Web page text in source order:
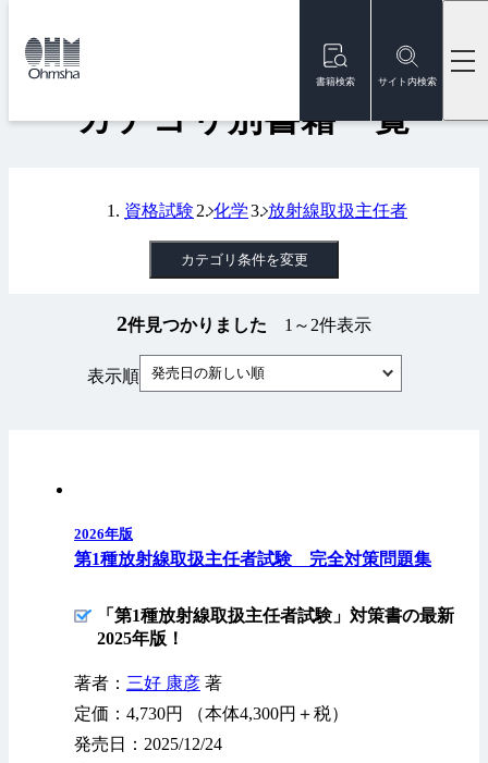
書籍検索 サイト内検索
トップ
カテゴリ別書籍一覧
資格試験 化学 放射線取扱主任者
カテゴリ条件を変更
2件見つかりました 1～2件表示
表示順 発売日の新しい順
2026年版
第1種放射線取扱主任者試験 完全対策問題集
「第1種放射線取扱主任者試験」対策書の最新
2025年版！
著者： 三好 康彦 著
定価：4,730円 （本体4,300円＋税）
発売日：2025/12/24